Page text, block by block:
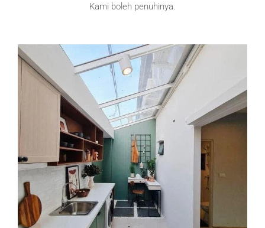
Kami boleh penuhinya.